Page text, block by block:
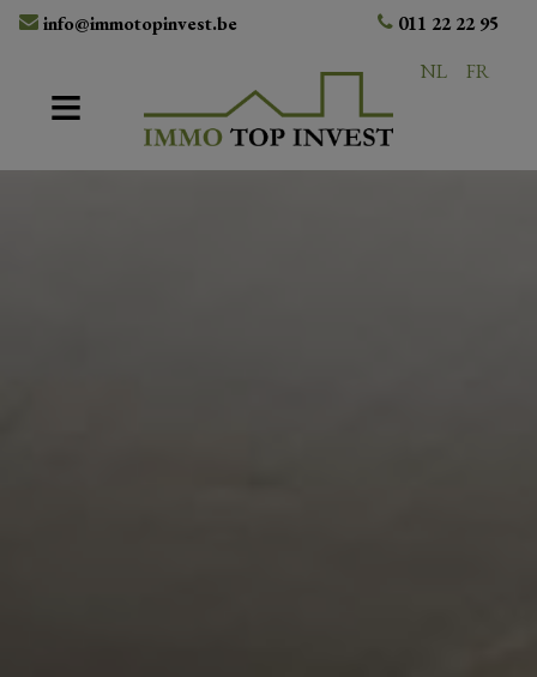
info@immotopinvest.be
011 22 22 95
NL
FR